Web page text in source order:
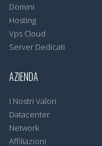
Domini
Hosting
Vps Cloud
Server Dedicati
AZIENDA
I Nostri Valori
Datacenter
Network
Affiliazioni